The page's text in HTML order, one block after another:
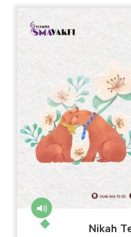
Nikah